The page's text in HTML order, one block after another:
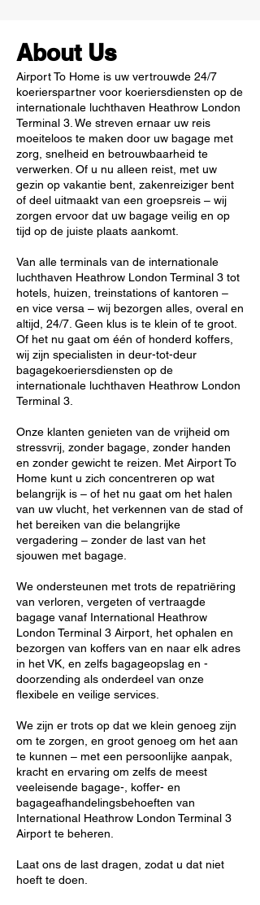
About Us
Airport To Home is uw vertrouwde 24/7
koerierspartner voor koeriersdiensten op de
internationale luchthaven Heathrow London
Terminal 3. We streven ernaar uw reis
moeiteloos te maken door uw bagage met
zorg, snelheid en betrouwbaarheid te
verwerken. Of u nu alleen reist, met uw
gezin op vakantie bent, zakenreiziger bent
of deel uitmaakt van een groepsreis – wij
zorgen ervoor dat uw bagage veilig en op
tijd op de juiste plaats aankomt.
Van alle terminals van de internationale
luchthaven Heathrow London Terminal 3 tot
hotels, huizen, treinstations of kantoren –
en vice versa – wij bezorgen alles, overal en
altijd, 24/7. Geen klus is te klein of te groot.
Of het nu gaat om één of honderd koffers,
wij zijn specialisten in deur-tot-deur
bagagekoeriersdiensten op de
internationale luchthaven Heathrow London
Terminal 3.
Onze klanten genieten van de vrijheid om
stressvrij, zonder bagage, zonder handen
en zonder gewicht te reizen. Met Airport To
Home kunt u zich concentreren op wat
belangrijk is – of het nu gaat om het halen
van uw vlucht, het verkennen van de stad of
het bereiken van die belangrijke
vergadering – zonder de last van het
sjouwen met bagage.
We ondersteunen met trots de repatriëring
van verloren, vergeten of vertraagde
bagage vanaf International Heathrow
London Terminal 3 Airport, het ophalen en
bezorgen van koffers van en naar elk adres
in het VK, en zelfs bagageopslag en -
doorzending als onderdeel van onze
flexibele en veilige services.
We zijn er trots op dat we klein genoeg zijn
om te zorgen, en groot genoeg om het aan
te kunnen – met een persoonlijke aanpak,
kracht en ervaring om zelfs de meest
veeleisende bagage-, koffer- en
bagageafhandelingsbehoeften van
International Heathrow London Terminal 3
Airport te beheren.
Laat ons de last dragen, zodat u dat niet
hoeft te doen.